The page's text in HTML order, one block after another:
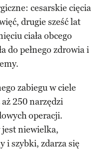
cesarskie cięcia
drugie sześć lat
ciała obcego
do pełnego zdrowia i
zabiegu w ciele
250 narzędzi
operacji.
niewielka,
i szybki, zdarza się